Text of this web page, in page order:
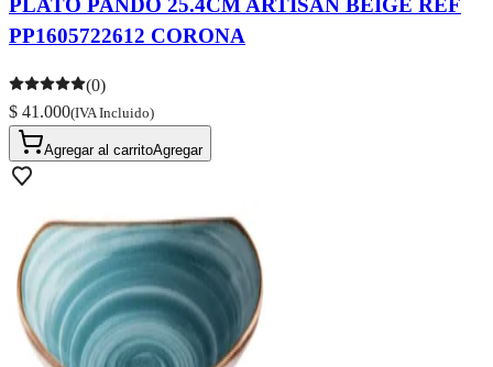
PLATO PANDO 25.4CM ARTISAN BEIGE REF
PP1605722612 CORONA
(0)
$ 41.000(IVA Incluido)
Agregar al carritoAgregar